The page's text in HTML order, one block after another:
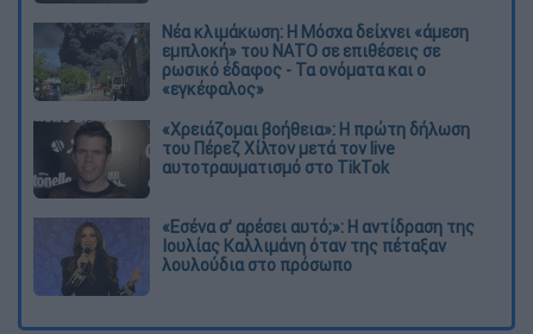
Νέα κλιμάκωση: Η Μόσχα δείχνει «άμεση
εμπλοκή» του ΝΑΤΟ σε επιθέσεις σε
ρωσικό έδαφος - Τα ονόματα και ο
«εγκέφαλος»
«Χρειάζομαι βοήθεια»: Η πρώτη δήλωση
του Πέρεζ Χίλτον μετά τον live
αυτοτραυματισμό στο TikTok
«Εσένα σ’ αρέσει αυτό;»: Η αντίδραση της
Ιουλίας Καλλιμάνη όταν της πέταξαν
λουλούδια στο πρόσωπο